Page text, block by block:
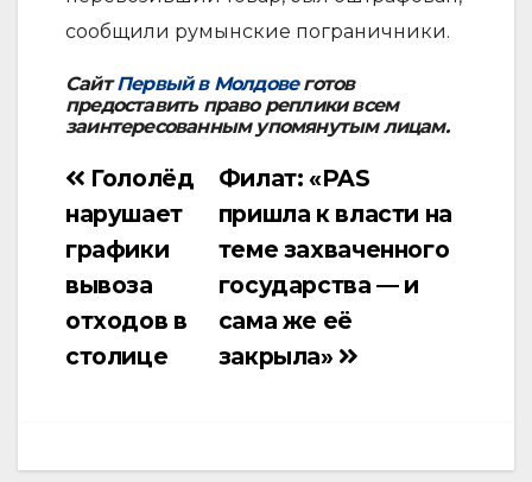
сообщили румынские пограничники.
СайтПервый в Молдовеготов
предоставить право реплики всем
заинтересованным упомянутым лицам.
Навигация
по
Филат: «PAS
пришла к власти на
теме захваченного
государства — и
сама же её
закрыла»
Гололёд
нарушает
графики
вывоза
отходов в
столице